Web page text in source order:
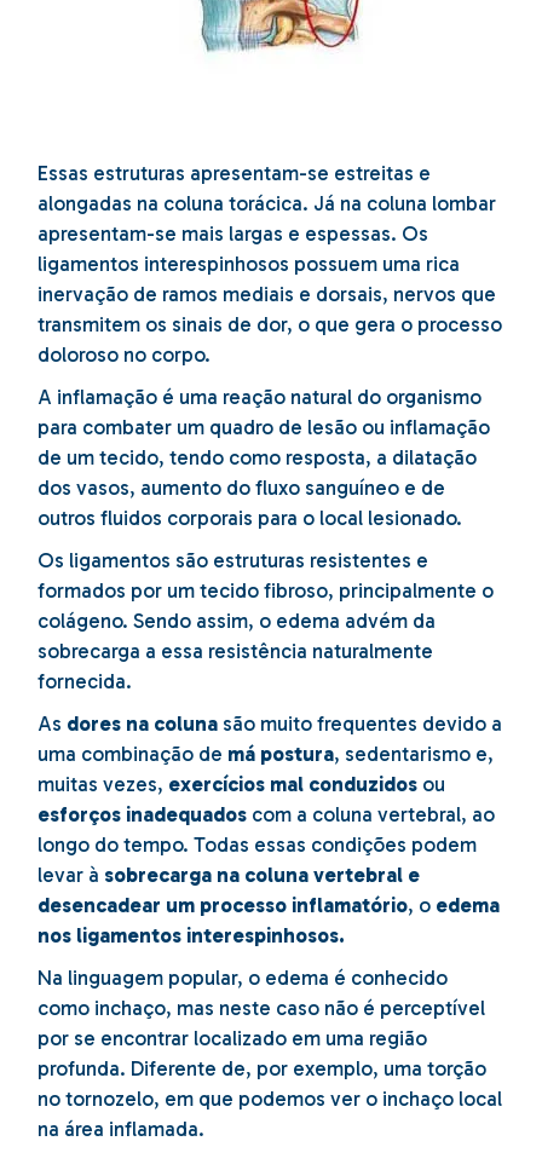
Essas estruturas apresentam-se estreitas e
alongadas na coluna torácica. Já na coluna lombar
apresentam-se mais largas e espessas. Os
ligamentos interespinhosos possuem uma rica
inervação de ramos mediais e dorsais, nervos que
transmitem os sinais de dor, o que gera o processo
doloroso no corpo.
A inflamação é uma reação natural do organismo
para combater um quadro de lesão ou inflamação
de um tecido, tendo como resposta, a dilatação
dos vasos, aumento do fluxo sanguíneo e de
outros fluidos corporais para o local lesionado.
Os ligamentos são estruturas resistentes e
formados por um tecido fibroso, principalmente o
colágeno. Sendo assim, o edema advém da
sobrecarga a essa resistência naturalmente
fornecida.
As dores na coluna são muito frequentes devido a
uma combinação de má postura, sedentarismo e,
muitas vezes, exercícios mal conduzidos ou
esforços inadequados com a coluna vertebral, ao
longo do tempo. Todas essas condições podem
levar à sobrecarga na coluna vertebral e
desencadear um processo inflamatório, o edema
nos ligamentos interespinhosos.
Na linguagem popular, o edema é conhecido
como inchaço, mas neste caso não é perceptível
por se encontrar localizado em uma região
profunda. Diferente de, por exemplo, uma torção
no tornozelo, em que podemos ver o inchaço local
na área inflamada.